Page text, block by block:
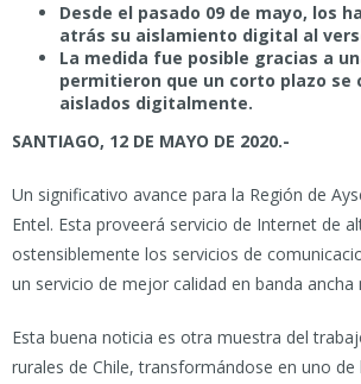
Desde el pasado 09 de mayo, los
atrás su aislamiento digital al
La medida fue posible gracias a
permitieron que un corto plazo se
aislados digitalmente.
SANTIAGO, 12 DE MAYO DE 2020.-
Un significativo avance para la Región de
Entel. Esta proveerá servicio de Internet de
ostensiblemente los servicios de
un servicio de mejor calidad en banda ancha
Esta buena noticia es otra muestra del
rurales de Chile, transformándose en uno